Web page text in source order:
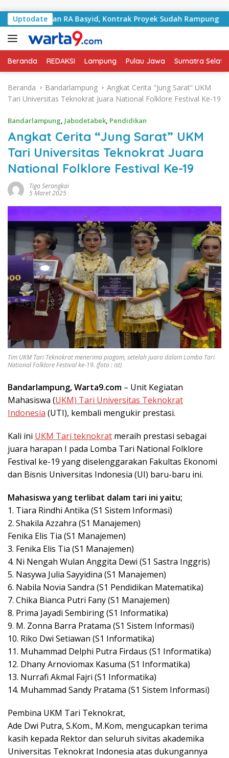
Uptodate
RA Basyid, Kontrak Proyek Sudah Rampung
Beranda REDAKSI Lampung Pulau Jawa Sumatra
Beranda Bandarlampung
Angkat Cerita "Jung Sarat” UKM
Tari Universitas Teknokrat Juara National Folklore Festival Ke-19
Bandarlampung, Jabodetabek, Pendidikan
Angkat Cerita “Jung Sarat” UKM
Tari Universitas Teknokrat Juara
National Folklore Festival Ke-19
Tiga Serangkai
5 Maret 2025
Tim UKM Tari Teknokrat menerima piagam, setelah juara dalam Lomba Tari
National Folklore Festival ke-19. (foto : ist)
Bandarlampung, Warta9.com – Unit Kegiatan
Mahasiswa (UKM) Tari Universitas Teknokrat
Indonesia (UTI), kembali mengukir prestasi.
Kali ini UKM Tari teknokrat meraih prestasi sebagai
juara harapan I pada Lomba Tari National Folklore
Festival ke-19 yang diselenggarakan Fakultas Ekonomi
dan Bisnis Universitas Indonesia (UI) baru-baru ini.
Mahasiswa yang terlibat dalam tari ini yaitu;
1. Tiara Rindhi Antika (S1 Sistem Informasi)
2. Shakila Azzahra (S1 Manajemen)
Fenika Elis Tia (S1 Manajemen)
3. Fenika Elis Tia (S1 Manajemen)
4. Ni Nengah Wulan Anggita Dewi (S1 Sastra Inggris)
5. Nasywa Julia Sayyidina (S1 Manajemen)
6. Nabila Novia Sandra (S1 Pendidikan Matematika)
7. Chika Bianca Putri Fany (S1 Manajemen)
8. Prima Jayadi Sembiring (S1 Informatika)
9. M. Zonna Barra Pratama (S1 Sistem Informasi)
10. Riko Dwi Setiawan (S1 Informatika)
11. Muhammad Delphi Putra Firdaus (S1 Informatika)
12. Dhany Arnoviomax Kasuma (S1 Informatika)
13. Nurrafi Akmal Fajri (S1 Informatika)
14. Muhammad Sandy Pratama (S1 Sistem Informasi)
Pembina UKM Tari Teknokrat,
Ade Dwi Putra, S.Kom., M.Kom, mengucapkan terima
kasih kepada Rektor dan seluruh sivitas akademika
Universitas Teknokrat Indonesia atas dukungannya